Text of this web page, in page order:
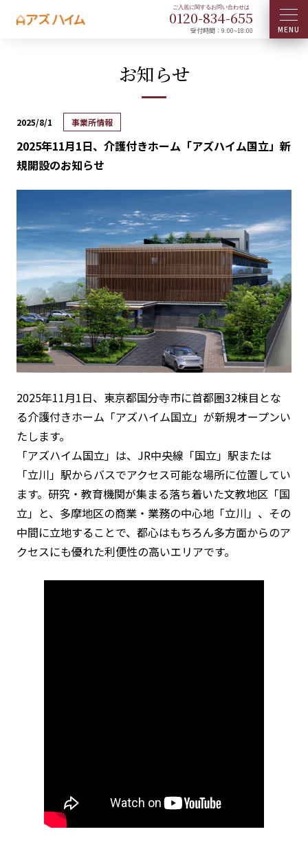
0120-834-655
受付時間：9:00~18:00
お知らせ
2025/8/1 事業所情報
2025年11月1日、介護付きホーム「アズハイム国立」新
規開設のお知らせ
2025年11月1日、東京都国分寺市に首都圏32棟目とな
る介護付きホーム「アズハイム国立」が新規オープンい
たします。
「アズハイム国立」は、JR中央線「国立」駅または
「立川」駅からバスでアクセス可能な場所に位置してい
ます。研究・教育機関が集まる落ち着いた文教地区「国
立」と、多摩地区の商業・業務の中心地「立川」、その
中間に立地することで、都心はもちろん多方面からのア
クセスにも優れた利便性の高いエリアです。